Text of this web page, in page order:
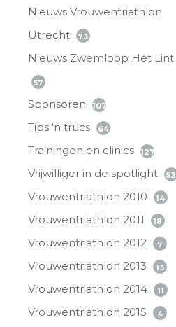
Nieuws Vrouwentriathlon
Utrecht
73
Nieuws Zwemloop Het Lint
57
Sponsoren 107
Tips 'n trucs 64
Trainingen en clinics 127
Vrijwilliger in de spotlight 52
Vrouwentriathlon 2010 14
Vrouwentriathlon 2011 18
Vrouwentriathlon 2012 7
Vrouwentriathlon 2013 13
Vrouwentriathlon 2014 11
Vrouwentriathlon 2015 4